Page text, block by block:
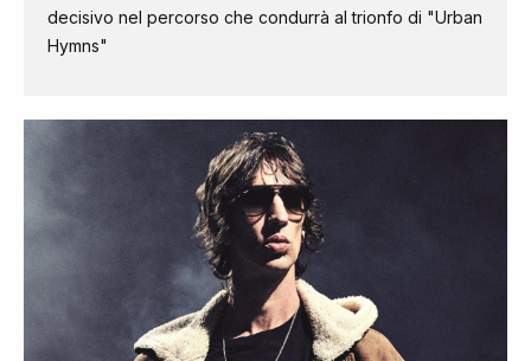
decisivo nel percorso che condurrà al trionfo di "Urban
Hymns"